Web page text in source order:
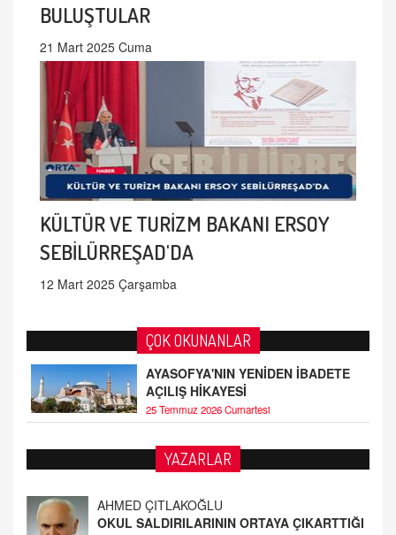
BULUŞTULAR
21 Mart 2025 Cuma
KÜLTÜR VE TURİZM BAKANI ERSOY
SEBİLÜRREŞAD'DA
12 Mart 2025 Çarşamba
ÇOK OKUNANLAR
AYASOFYA'NIN YENİDEN İBADETE
AÇILIŞ HİKAYESİ
25 Temmuz 2026 Cumartesi
YAZARLAR
OKUL SALDIRILARININ ORTAYA ÇIKARTTIĞI
GERÇEK!